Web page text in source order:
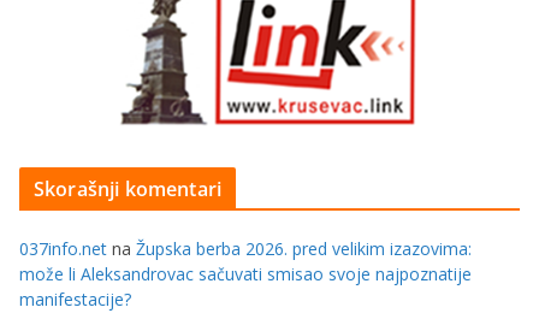
Skorašnji komentari
037info.net na Župska berba 2026. pred velikim izazovima:
može li Aleksandrovac sačuvati smisao svoje najpoznatije
manifestacije?